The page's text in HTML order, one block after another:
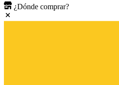
¿Dónde comprar?